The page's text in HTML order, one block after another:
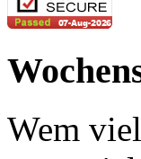
Wem